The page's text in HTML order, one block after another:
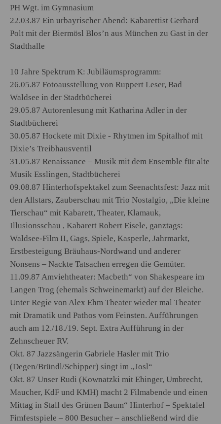
PH Wgt. im Gymnasium
22.03.87 Ein urbayrischer Abend: Kabarettist Gerhard
Polt mit der Biermösl Blos’n aus München zu Gast in der
Stadthalle
10 Jahre Spektrum K: Jubiläumsprogramm:
26.05.87 Fotoausstellung von Ruppert Leser, Bad
Waldsee in der Stadtbücherei
29.05.87 Autorenlesung mit Katharina Adler in der
Stadtbücherei
30.05.87 Hockete mit Dixie - Rhytmen im Spitalhof mit
Dixie’s Treibhausventil
31.05.87 Renaissance – Musik mit dem Ensemble für alte
Musik Esslingen, Stadtbücherei
09.08.87 Hinterhofspektakel zum Seenachtsfest: Jazz mit
den Allstars, Zauberschau mit Trio Nostalgio, „Die kleine
Tierschau“ mit Kabarett, Theater, Klamauk,
Illusionsschau , Kabarett Robert Eisele, ganztags:
Waldsee-Film II, Gags, Spiele, Kasperle, Jahrmarkt,
Erstbesteigung Bräuhaus-Nordwand und anderer
Nonsens – Nackte Tatsachen erregen die Gemüter.
11.09.87 Amviehtheater: Macbeth“ von Shakespeare im
Langen Trog (ehemals Schweinemarkt) auf der Bleiche.
Unter Regie von Alex Ehm Theater wieder mal Theater
mit Dramatik und Pathos vom Feinsten. Aufführungen
auch am 12./18./19. Sept. Extra Aufführung in der
Zehnscheuer RV.
Okt. 87 Jazzsängerin Gabriele Hasler mit Trio
(Degen/Bründl/Schipper) singt im „Josl“
Okt. 87 Unser Rudi (Kownatzki mit Ehinger, Umbrecht,
Maucher, KdF und KMH) macht 2 Filmabende und einen
Mittag in Stall des Grünen Baum“ Hinterhof – Spektalel
Fimfestspiele – 800 Besucher – anschließend wird die